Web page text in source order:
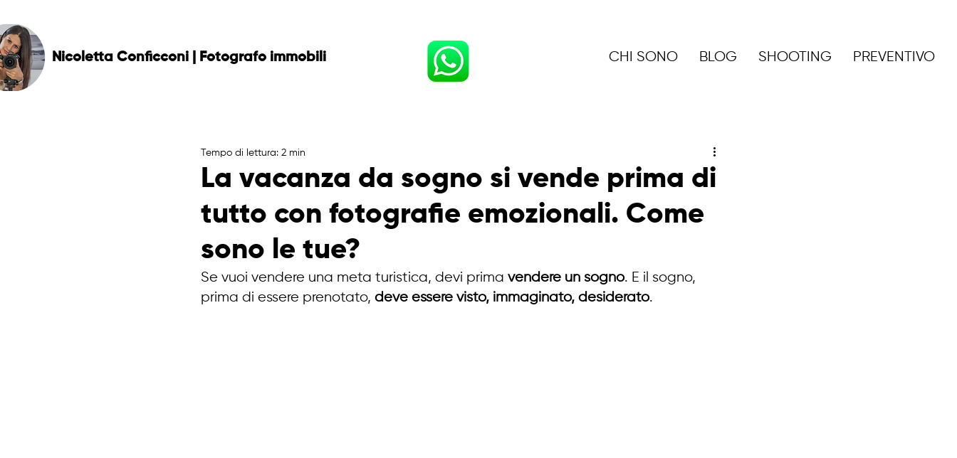
Nicoletta Conficconi | Fotografo immobili CHI SONO BLOG SHOOTING PREVENTIVO
La vacanza da sogno si vende prima di
tutto con fotografie emozionali. Come
sono le tue?
Tempo di lettura: 2 min
Se vuoi vendere una meta turistica, devi prima vendere un sogno. E il sogno,
prima di essere prenotato, deve essere visto, immaginato, desiderato.